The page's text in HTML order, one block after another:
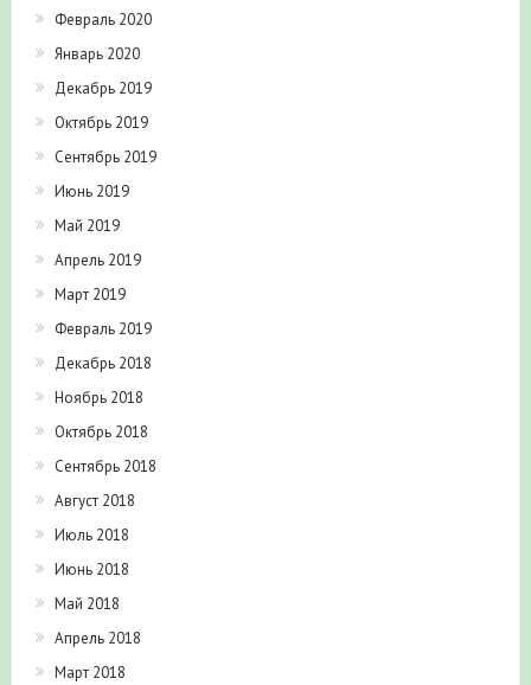
Февраль 2020
Январь 2020
Декабрь 2019
Октябрь 2019
Сентябрь 2019
Июнь 2019
Май 2019
Апрель 2019
Март 2019
Февраль 2019
Декабрь 2018
Ноябрь 2018
Октябрь 2018
Сентябрь 2018
Август 2018
Июль 2018
Июнь 2018
Май 2018
Апрель 2018
Март 2018